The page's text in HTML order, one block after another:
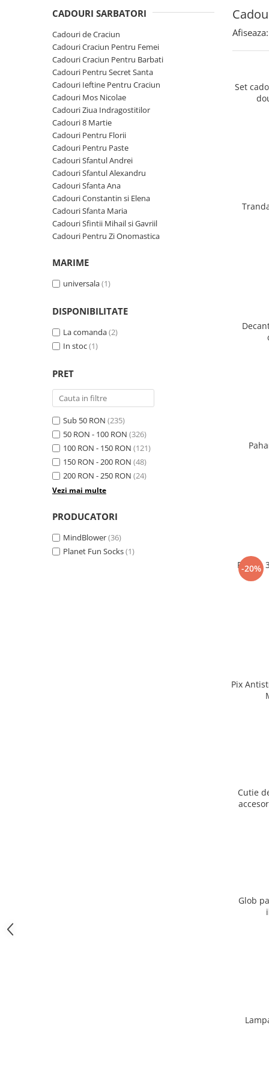
Cadouri Fete
Cadouri Haioase
Cadouri de Casa Noua
Cadouri Majorat
Cadouri pentru Nasi
Cadouri pentru Bunici
Cadouri pentru Prieteni
Cadouri pentru Sefi
Cel ce are tot
Cadouri Nunta si Cununie civila
Cani si Termosuri
Jocuri si Puzzle
Produse pentru Calatorie
Seturi de caligrafie
Cadouri Sfantul Alexandru
Cadouri Sfanta Ana
Cadouri Constantin si Elena
Cadouri Sfanta Maria
Cadouri Sfintii Mihail si Gavriil
CADOURI SARBATORI
Cadouri de Craciun
Cadouri Craciun Pentru Femei
Cadouri Craciun Pentru Barbati
Cadouri Pentru Secret Santa
Cadouri Ieftine Pentru Craciun
Cadouri Mos Nicolae
Cadouri Ziua Indragostitilor
Cadouri 8 Martie
Cadouri Pentru Florii
Cadouri Pentru Paste
Cadouri Sfantul Andrei
Cadouri Sfantul Alexandru
Cadouri Sfanta Ana
Cadouri Constantin si Elena
Cadouri Sfanta Maria
Cadouri Sfintii Mihail si Gavriil
Cadouri Pentru Zi Onomastica
MARIME
universala(1)
DISPONIBILITATE
La comanda(2)
In stoc(1)
PRET
Sub 50 RON (235)
50 RON - 100 RON (326)
100 RON - 150 RON (121)
150 RON - 200 RON (48)
200 RON - 250 RON (24)
Vezi mai multe
PRODUCATORI
MindBlower(36)
Planet Fun Socks(1)
Afiseaza:
Set
-20%
Puzzle
Pix
Cutie
Glob